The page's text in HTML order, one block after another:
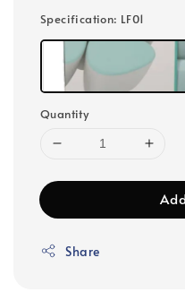
Specification: LF01
Quantity
Share